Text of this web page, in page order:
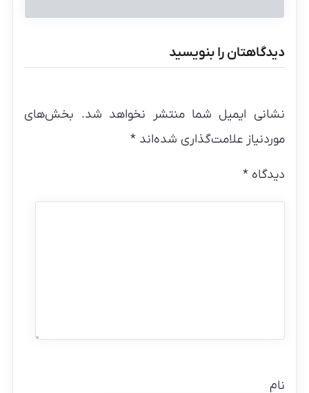
دیدگاهتان را بنویسید
نشانی ایمیل شما منتشر نخواهد شد. بخش‌های
موردنیاز علامت‌گذاری شده‌اند*
دیدگاه*
نام